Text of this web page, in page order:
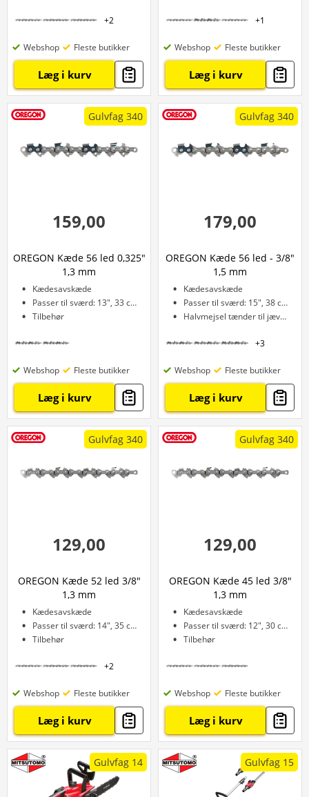
+2
Webshop Fleste butikker
Læg i kurv
+1
Webshop Fleste butikker
Læg i kurv
Gulvfag 340
159,00
OREGON Kæde 56 led 0,325"
1,3 mm
Kædesavskæde
Passer til sværd: 13", 33 cm
Tilbehør
Webshop Fleste butikker
Læg i kurv
Gulvfag 340
179,00
OREGON Kæde 56 led - 3/8"
1,5 mm
Kædesavskæde
Passer til sværd: 15", 38 cm
Halvmejsel tænder til jævn skæring
+3
Webshop Fleste butikker
Læg i kurv
Gulvfag 340
129,00
OREGON Kæde 52 led 3/8"
1,3 mm
Kædesavskæde
Passer til sværd: 14", 35 cm
Tilbehør
+2
Webshop Fleste butikker
Læg i kurv
Gulvfag 340
129,00
OREGON Kæde 45 led 3/8"
1,3 mm
Kædesavskæde
Passer til sværd: 12", 30 cm
Tilbehør
Webshop Fleste butikker
Læg i kurv
Gulvfag 14 Gulvfag 15